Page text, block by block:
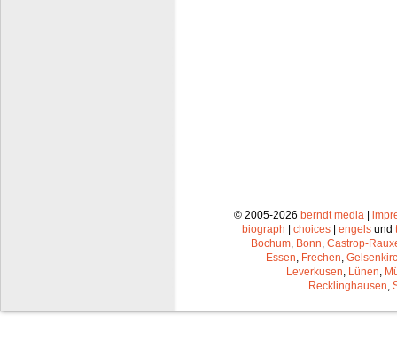
© 2005-2026 berndt media |
biograph | choices | engels und
Bochum Bonn Castrop-
Essen Frechen
Leverkusen Lünen
Recklinghausen